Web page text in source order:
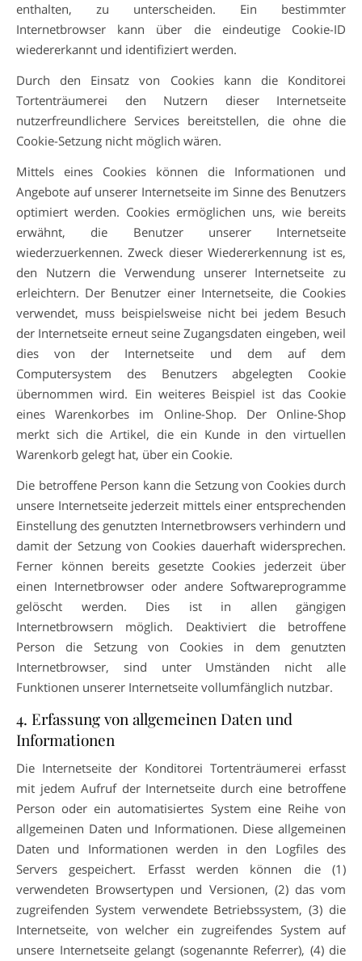
enthalten, zu unterscheiden. Ein bestimmter
Internetbrowser kann über die eindeutige Cookie-ID
wiedererkannt und identifiziert werden.
Durch den Einsatz von Cookies kann die Konditorei
Tortenträumerei den Nutzern dieser Internetseite
nutzerfreundlichere Services bereitstellen, die ohne die
Cookie-Setzung nicht möglich wären.
Mittels eines Cookies können die Informationen und
Angebote auf unserer Internetseite im Sinne des Benutzers
optimiert werden. Cookies ermöglichen uns, wie bereits
erwähnt, die Benutzer unserer Internetseite
wiederzuerkennen. Zweck dieser Wiedererkennung ist es,
den Nutzern die Verwendung unserer Internetseite zu
erleichtern. Der Benutzer einer Internetseite, die Cookies
verwendet, muss beispielsweise nicht bei jedem Besuch
der Internetseite erneut seine Zugangsdaten eingeben, weil
dies von der Internetseite und dem auf dem
Computersystem des Benutzers abgelegten Cookie
übernommen wird. Ein weiteres Beispiel ist das Cookie
eines Warenkorbes im Online-Shop. Der Online-Shop
merkt sich die Artikel, die ein Kunde in den virtuellen
Warenkorb gelegt hat, über ein Cookie.
Die betroffene Person kann die Setzung von Cookies durch
unsere Internetseite jederzeit mittels einer entsprechenden
Einstellung des genutzten Internetbrowsers verhindern und
damit der Setzung von Cookies dauerhaft widersprechen.
Ferner können bereits gesetzte Cookies jederzeit über
einen Internetbrowser oder andere Softwareprogramme
gelöscht werden. Dies ist in allen gängigen
Internetbrowsern möglich. Deaktiviert die betroffene
Person die Setzung von Cookies in dem genutzten
Internetbrowser, sind unter Umständen nicht alle
Funktionen unserer Internetseite vollumfänglich nutzbar.
4. Erfassung von allgemeinen Daten und
Informationen
Die Internetseite der Konditorei Tortenträumerei erfasst
mit jedem Aufruf der Internetseite durch eine betroffene
Person oder ein automatisiertes System eine Reihe von
allgemeinen Daten und Informationen. Diese allgemeinen
Daten und Informationen werden in den Logfiles des
Servers gespeichert. Erfasst werden können die (1)
verwendeten Browsertypen und Versionen, (2) das vom
zugreifenden System verwendete Betriebssystem, (3) die
Internetseite, von welcher ein zugreifendes System auf
unsere Internetseite gelangt (sogenannte Referrer), (4) die